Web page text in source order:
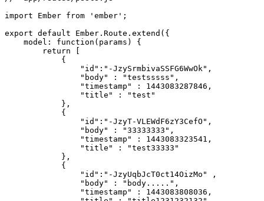
import Ember from 'ember';
export default Ember.Route.extend({
    model: function(params) {
        return [
            {
                "id":"-JzySrmbivaSSFG6WwOk",
                "body" : "testsssss",
                "timestamp" : 1443083287846,
                "title" : "test"
            },
            {
                "id":"-JzyT-VLEWdF6zY3CefO",
                "body" : "33333333",
                "timestamp" : 1443083323541,
                "title" : "test33333"
            },
            {
                "id":"-JzyUqbJcT0ct14OizMo" ,
                "body" : "body.....",
                "timestamp" : 1443083808036,